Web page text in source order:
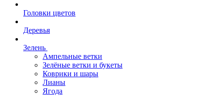
Головки цветов
Деревья
Зелень
Ампельные ветки
Зелёные ветки и букеты
Коврики и шары
Лианы
Ягода